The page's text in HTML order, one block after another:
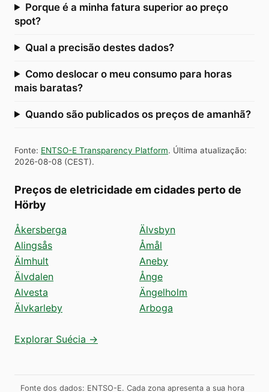
Porque é a minha fatura superior ao preço
spot?
Qual a precisão destes dados?
Como deslocar o meu consumo para horas
mais baratas?
Quando são publicados os preços de amanhã?
Fonte: ENTSO-E Transparency Platform. Última atualização:
2026-08-08 (CEST).
Preços de eletricidade em cidades perto de
Hörby
Åkersberga
Alingsås
Älmhult
Älvdalen
Alvesta
Älvkarleby
Älvsbyn
Åmål
Aneby
Ånge
Ängelholm
Arboga
Explorar Suécia →
Fonte dos dados: ENTSO-E. Cada zona apresenta a sua hora